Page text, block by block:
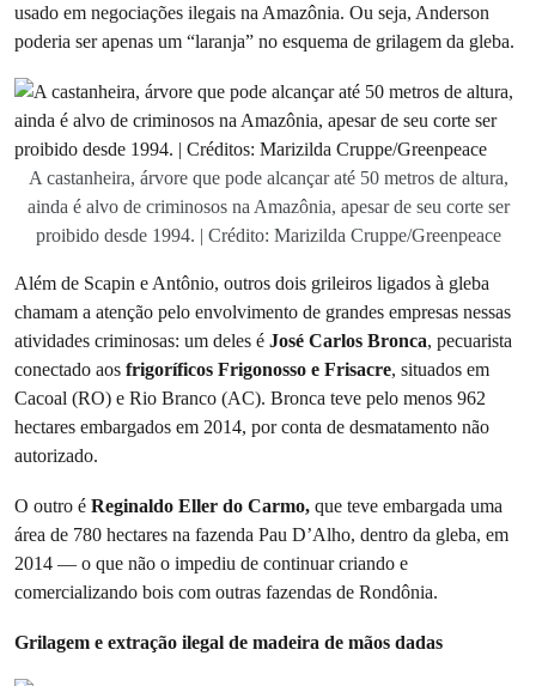
usado em negociações ilegais na Amazônia. Ou seja, Anderson
poderia ser apenas um “laranja” no esquema de grilagem da gleba.
A castanheira, árvore que pode alcançar até 50 metros de altura,
ainda é alvo de criminosos na Amazônia, apesar de seu corte ser
proibido desde 1994. | Crédito: Marizilda Cruppe/Greenpeace
Além de Scapin e Antônio, outros dois grileiros ligados à gleba
chamam a atenção pelo envolvimento de grandes empresas nessas
atividades criminosas: um deles é José Carlos Bronca, pecuarista
conectado aos frigoríficos Frigonosso e Frisacre, situados em
Cacoal (RO) e Rio Branco (AC). Bronca teve pelo menos 962
hectares embargados em 2014, por conta de desmatamento não
autorizado.
O outro é Reginaldo Eller do Carmo, que teve embargada uma
área de 780 hectares na fazenda Pau D’Alho, dentro da gleba, em
2014 — o que não o impediu de continuar criando e
comercializando bois com outras fazendas de Rondônia.
Grilagem e extração ilegal de madeira de mãos dadas